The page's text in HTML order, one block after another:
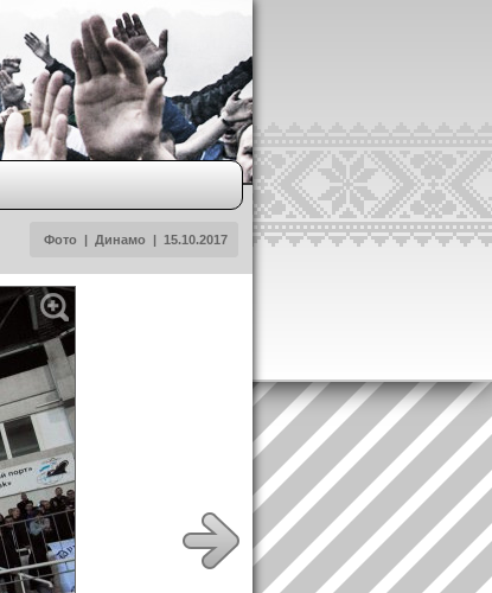
Фото | Динамо | 15.10.2017